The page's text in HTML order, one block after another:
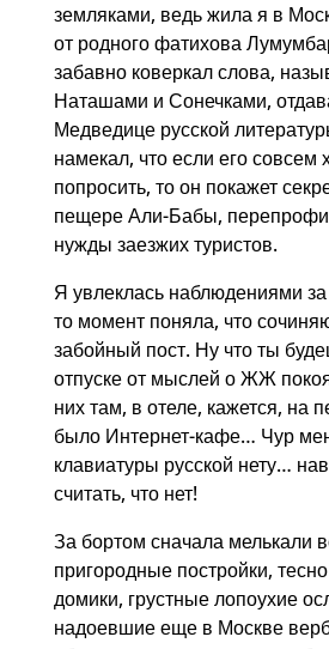
земляками, ведь жила я в
от родного фатихова
забавно коверкал слова,
Наташами и Сонечками,
Медведице русской
намекал, что если его совсем
попросить, то он покажет
пещере Али-Бабы,
нужды заезжих туристов.
Я увлеклась наблюдениями
то момент поняла, что
забойный пост. Ну что ты
отпуске от мыслей о ЖЖ
них там, в отеле, кажется, на
было Интернет-кафе… Чур
клавиатуры русской нету…
считать, что нет!
За бортом сначала мелькали
пригородные постройки,
домики, грустные лопоухие
надоевшие еще в Москве